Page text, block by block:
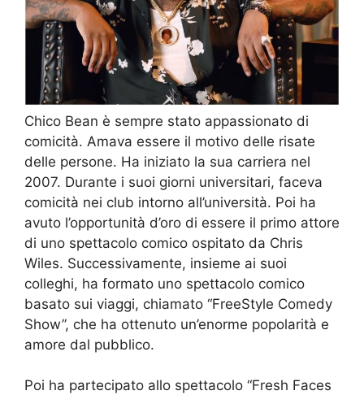
Chico Bean è sempre stato appassionato di
comicità. Amava essere il motivo delle risate
delle persone. Ha iniziato la sua carriera nel
2007. Durante i suoi giorni universitari, faceva
comicità nei club intorno all’università. Poi ha
avuto l’opportunità d’oro di essere il primo attore
di uno spettacolo comico ospitato da Chris
Wiles. Successivamente, insieme ai suoi
colleghi, ha formato uno spettacolo comico
basato sui viaggi, chiamato “FreeStyle Comedy
Show”, che ha ottenuto un’enorme popolarità e
amore dal pubblico.
Poi ha partecipato allo spettacolo “Fresh Faces